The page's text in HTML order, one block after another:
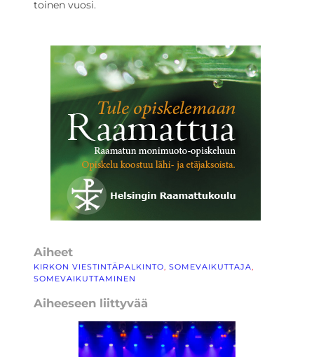
toinen vuosi.
Aiheet
KIRKON VIESTINTÄPALKINTO, SOMEVAIKUTTAJA
SOMEVAIKUTTAMINEN
Aiheeseen liittyvää